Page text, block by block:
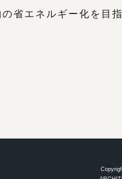
省エネルギー化を目